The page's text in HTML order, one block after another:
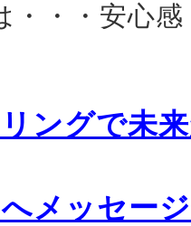
・・・安心感
ングで未
メッセージ